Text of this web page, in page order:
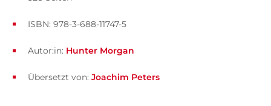
Übersetzt von: Joachim Peters
ISBN: 978-3-688-11747-5
Autor:in: Hunter Morgan